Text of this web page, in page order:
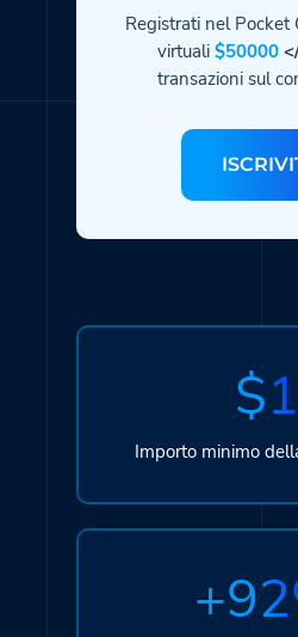
Registrati nel Pocket
virtuali $50000
transazioni sul
$1
Importo minimo